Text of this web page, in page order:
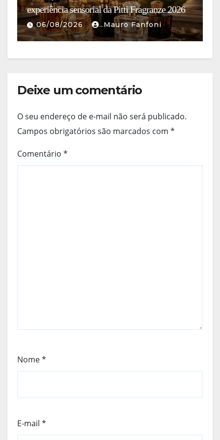
experiência sensorial da Pitti Fragranze 2026
06/08/2026 Mauro Fanfoni
Deixe um comentário
O seu endereço de e-mail não será publicado.
Campos obrigatórios são marcados com *
Comentário *
Nome*
E-mail *